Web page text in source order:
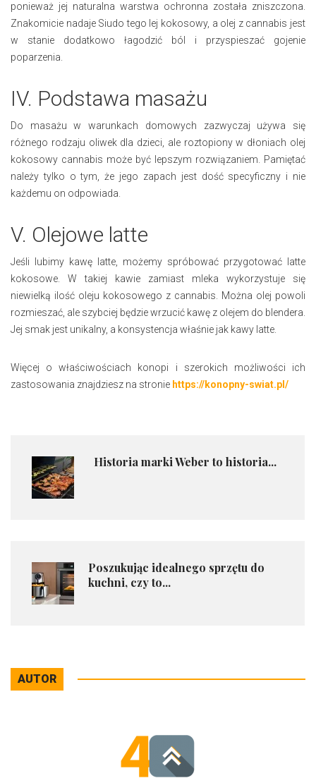
ponieważ jej naturalna warstwa ochronna została zniszczona.
Znakomicie nadaje Siudo tego lej kokosowy, a olej z cannabis jest
w stanie dodatkowo łagodzić ból i przyspieszać gojenie
poparzenia.
IV. Podstawa masażu
Do masażu w warunkach domowych zazwyczaj używa się
różnego rodzaju oliwek dla dzieci, ale roztopiony w dłoniach olej
kokosowy cannabis może być lepszym rozwiązaniem. Pamiętać
należy tylko o tym, że jego zapach jest dość specyficzny i nie
każdemu on odpowiada.
V. Olejowe latte
Jeśli lubimy kawę latte, możemy spróbować przygotować latte
kokosowe. W takiej kawie zamiast mleka wykorzystuje się
niewielką ilość oleju kokosowego z cannabis. Można olej powoli
rozmieszać, ale szybciej będzie wrzucić kawę z olejem do blendera.
Jej smak jest unikalny, a konsystencja właśnie jak kawy latte.
Więcej o właściwościach konopi i szerokich możliwości ich
zastosowania znajdziesz na stronie https://konopny-swiat.pl/
Historia marki Weber to historia...
Poszukując idealnego sprzętu do
kuchni, czy to...
AUTOR